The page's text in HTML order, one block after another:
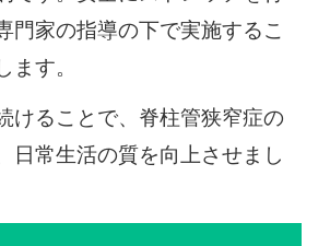
門家の指導の下で実施するこ
ます。
けることで、脊柱管狭窄症の
日常生活の質を向上させまし